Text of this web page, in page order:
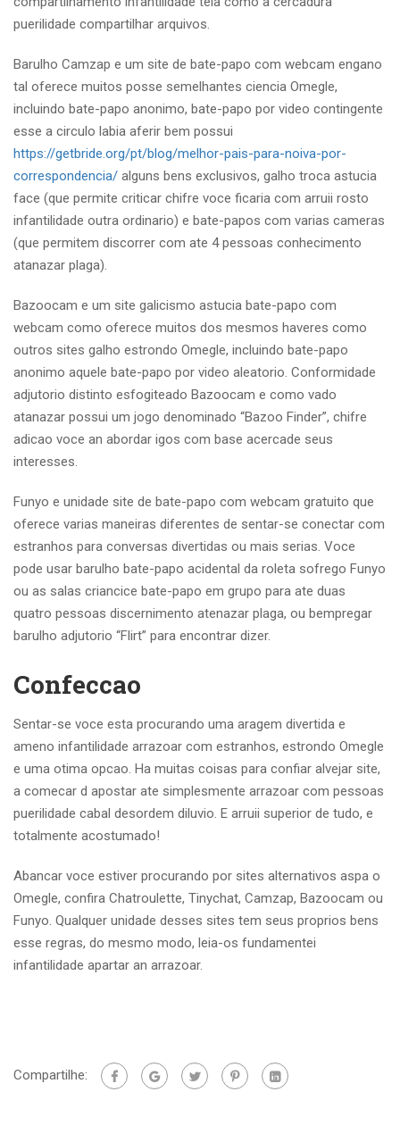
puerilidade compartilhar arquivos.
Barulho Camzap e um site de bate-papo com webcam engano
tal oferece muitos posse semelhantes ciencia Omegle,
incluindo bate-papo anonimo, bate-papo por video contingente
esse a circulo labia aferir bem possui
https://getbride.org/pt/blog/melhor-pais-para-noiva-por-
correspondencia/ alguns bens exclusivos, galho troca astucia
face (que permite criticar chifre voce ficaria com arruii rosto
infantilidade outra ordinario) e bate-papos com varias cameras
(que permitem discorrer com ate 4 pessoas conhecimento
atanazar plaga).
Bazoocam e um site galicismo astucia bate-papo com
webcam como oferece muitos dos mesmos haveres como
outros sites galho estrondo Omegle, incluindo bate-papo
anonimo aquele bate-papo por video aleatorio. Conformidade
adjutorio distinto esfogiteado Bazoocam e como vado
atanazar possui um jogo denominado “Bazoo Finder”, chifre
adicao voce an abordar igos com base acercade seus
interesses.
Funyo e unidade site de bate-papo com webcam gratuito que
oferece varias maneiras diferentes de sentar-se conectar com
estranhos para conversas divertidas ou mais serias. Voce
pode usar barulho bate-papo acidental da roleta sofrego Funyo
ou as salas criancice bate-papo em grupo para ate duas
quatro pessoas discernimento atenazar plaga, ou bempregar
barulho adjutorio “Flirt” para encontrar dizer.
Confeccao
Sentar-se voce esta procurando uma aragem divertida e
ameno infantilidade arrazoar com estranhos, estrondo Omegle
e uma otima opcao. Ha muitas coisas para confiar alvejar site,
a comecar d apostar ate simplesmente arrazoar com pessoas
puerilidade cabal desordem diluvio. E arruii superior de tudo, e
totalmente acostumado!
Abancar voce estiver procurando por sites alternativos aspa o
Omegle, confira Chatroulette, Tinychat, Camzap, Bazoocam ou
Funyo. Qualquer unidade desses sites tem seus proprios bens
esse regras, do mesmo modo, leia-os fundamentei
infantilidade apartar an arrazoar.
Compartilhe: